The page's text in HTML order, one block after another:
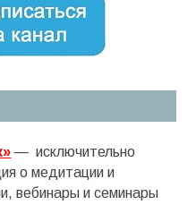
— исключительно
о медитации и
вебинары и семинары